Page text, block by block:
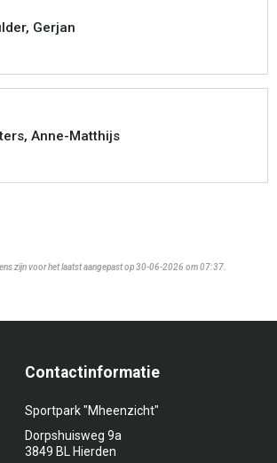
Gerjan
Anne-Matthijs
zijn voor het laatst aangepast op 30-06-2026 om 07:37.
Contactinformatie
Sportpark "Mheenzicht"
Dorpshuisweg 9a
3849 BL Hierden